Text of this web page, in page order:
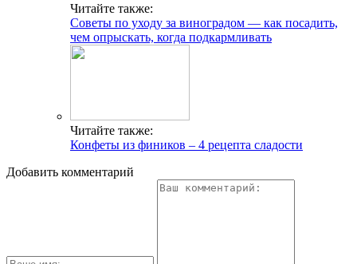
Читайте также:
Советы по уходу за виноградом — как посадить,
чем опрыскать, когда подкармливать
Читайте также:
Конфеты из фиников – 4 рецепта сладости
Добавить комментарий